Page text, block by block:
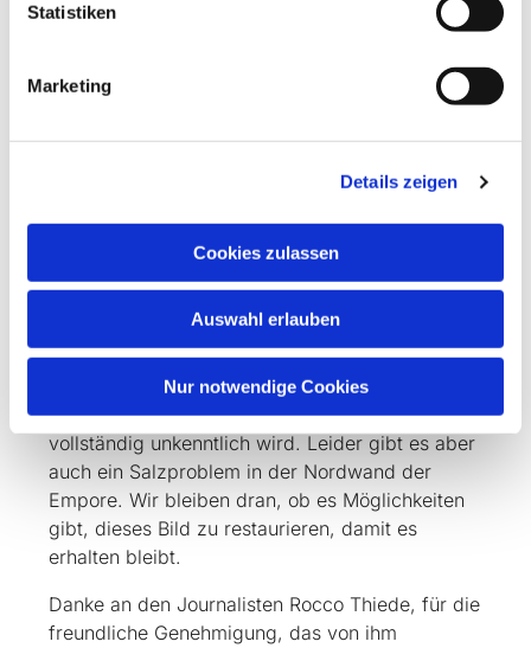
Statistiken
Marketing
Details zeigen
Cookies zulassen
Auswahl erlauben
Nur notwendige Cookies
Hermans Bildbeschreibung versucht Maria hier
einem Stein ist noch zu erkennen, der
Wasserlauf jedoch nicht mehr und auch nicht,
wie Joseph ihr hilft, es zu schaffen.
Dabei ist das Bild wohl kein Meisterwerk.
Werk waren, war Bettina von Arnim
überlebte Gisela um 12 Jahre, wurde es von
Herm. Sprenger im September restauriert. Nun,
weitere 125 Jahre später wäre neue
Restaurierung überfällig, damit es nicht
vollständig unkenntlich wird. Leider gibt es aber
auch ein Salzproblem in der Nordwand der
Empore. Wir bleiben dran, ob es Möglichkeiten
gibt, dieses Bild zu restaurieren, damit es
erhalten bleibt.
Danke an den Journalisten Rocco Thiede, für die
freundliche Genehmigung, das von ihm